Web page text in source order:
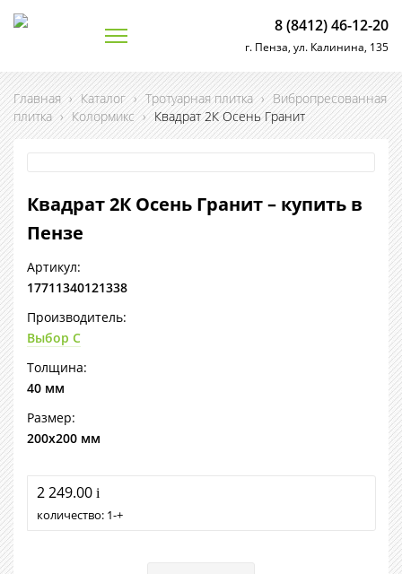
8 (8412) 46-12-20
г. Пенза, ул. Калинина, 135
Главная › Каталог › Тротуарная плитка › Вибропресованная
плитка › Колормикс › Квадрат 2К Осень Гранит
Квадрат 2К Осень Гранит – купить в
Пензе
Артикул:
17711340121338
Производитель:
Выбор С
Толщина:
40 мм
Размер:
200х200 мм
2 249.00 i
количество: 1 +